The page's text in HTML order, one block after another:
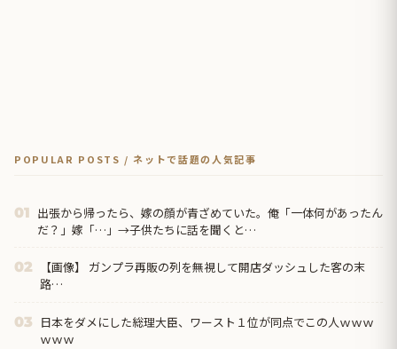
POPULAR POSTS / ネットで話題の人気記事
01 出張から帰ったら、嫁の顔が青ざめていた。俺「一体何があったん
だ？」嫁「…」→子供たちに話を聞くと…
02
【画像】 ガンプラ再販の列を無視して開店ダッシュした客の末
路…
03
日本をダメにした総理大臣、ワースト１位が同点でこの人ｗｗｗ
ｗｗｗ